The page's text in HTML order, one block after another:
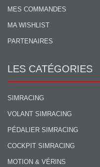
MES COMMANDES
MA WISHLIST
PARTENAIRES
LES CATÉGORIES
SIMRACING
VOLANT SIMRACING
PÉDALIER SIMRACING
COCKPIT SIMRACING
MOTION & VÉRINS